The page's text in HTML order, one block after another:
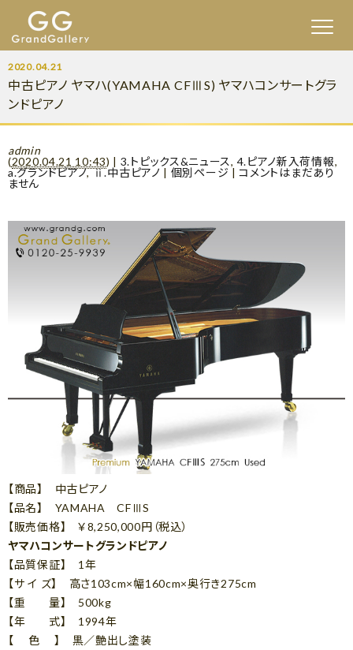
2020.04.21
中古ピアノ ヤマハ(YAMAHA CFⅢS) ヤマハコンサートグラ
ンドピアノ
admin
(2020.04.21 10:43) | 3.トピックス&ニュース, 4.ピアノ新入荷情報,
a.グランドピアノ,ⅱ.中古ピアノ | 個別ページ |コメントはまだあり
ません
【商品】 中古ピアノ
【品名】 YAMAHA CFⅢS
【販売価格】 ￥8,250,000円（税込）
ヤマハコンサートグランドピアノ
【品質保証】 1年
【サ イ ズ】 高さ103cm×幅160cm×奥行き275cm
【重 量】 500kg
【年 式】 1994年
【 色 】 黒／艶出し塗装